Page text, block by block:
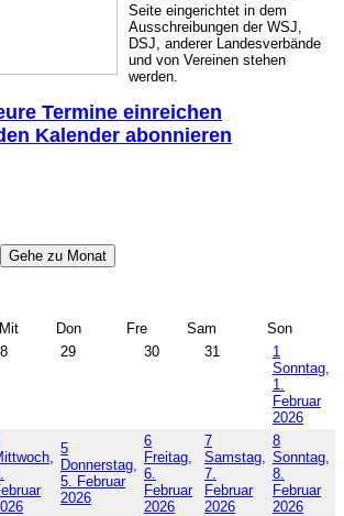
Seite eingerichtet in dem
Ausschreibungen der WSJ,
DSJ, anderer Landesverbände
und von Vereinen stehen
werden.
Termine einreichen
Kalender abonnieren
Gehe zu Monat
Mit Don Fre Sam
Son
29 30 31
1
Sonntag,
1.
Februar
2026
5
Donnerstag,
5. Februar
2026
6
Freitag,
6.
Februar
2026
7
Samstag,
7.
Februar
2026
8
Sonntag,
8.
Februar
2026